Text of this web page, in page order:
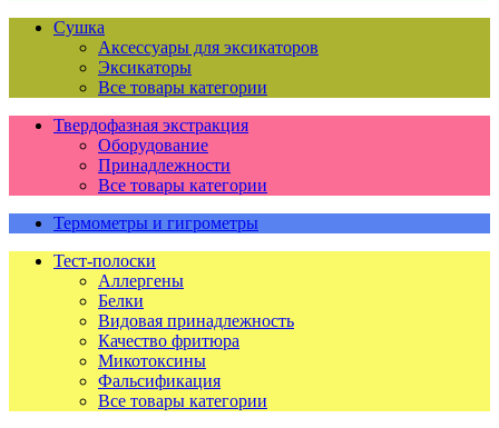
Сушка
Аксессуары для эксикаторов
Эксикаторы
Все товары категории
Твердофазная экстракция
Оборудование
Принадлежности
Все товары категории
Термометры и гигрометры
Тест-полоски
Аллергены
Белки
Видовая принадлежность
Качество фритюра
Микотоксины
Фальсификация
Все товары категории